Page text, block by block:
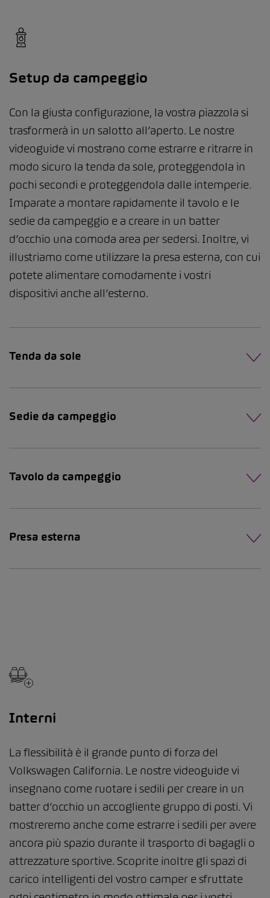
Setup da campeggio
Con la giusta configurazione, la vostra piazzola si
trasformerà in un salotto all’aperto. Le nostre
videoguide vi mostrano come estrarre e ritrarre in
modo sicuro la tenda da sole, proteggendola in
pochi secondi e proteggendola dalle intemperie.
Imparate a montare rapidamente il tavolo e le
sedie da campeggio e a creare in un batter
d’occhio una comoda area per sedersi. Inoltre, vi
illustriamo come utilizzare la presa esterna, con cui
potete alimentare comodamente i vostri
dispositivi anche all’esterno.
Tenda da sole
Sedie da campeggio
Tavolo da campeggio
Presa esterna
Interni
La flessibilità è il grande punto di forza del
Volkswagen California. Le nostre videoguide vi
insegnano come ruotare i sedili per creare in un
batter d’occhio un accogliente gruppo di posti. Vi
mostreremo anche come estrarre i sedili per avere
ancora più spazio durante il trasporto di bagagli o
attrezzature sportive. Scoprite inoltre gli spazi di
carico intelligenti del vostro camper e sfruttate